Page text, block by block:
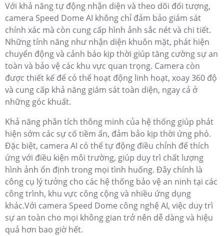
Với khả năng tự động nhận diện và theo dõi đối tượng,
camera Speed Dome AI không chỉ đảm bảo giám sát
chính xác mà còn cung cấp hình ảnh sắc nét và chi tiết.
Những tính năng như nhận diện khuôn mặt, phát hiện
chuyển động và cảnh báo kịp thời giúp tăng cường sự an
toàn và bảo vệ các khu vực quan trọng. Camera còn
được thiết kế để có thể hoạt động linh hoạt, xoay 360 độ
và cung cấp khả năng giám sát toàn diện, ngay cả ở
những góc khuất.
Khả năng phân tích thông minh của hệ thống giúp phát
hiện sớm các sự cố tiềm ẩn, đảm bảo kịp thời ứng phó.
Đặc biệt, camera AI có thể tự động điều chỉnh để thích
ứng với điều kiện môi trường, giúp duy trì chất lượng
hình ảnh ổn định trong mọi tình huống. Đây chính là
công cụ lý tưởng cho các hệ thống bảo vệ an ninh tại các
công trình, khu vực công cộng và nhiều ứng dụng
khác.Với camera Speed Dome công nghệ AI, việc duy trì
sự an toàn cho mọi không gian trở nên dễ dàng và hiệu
quả hơn bao giờ hết.